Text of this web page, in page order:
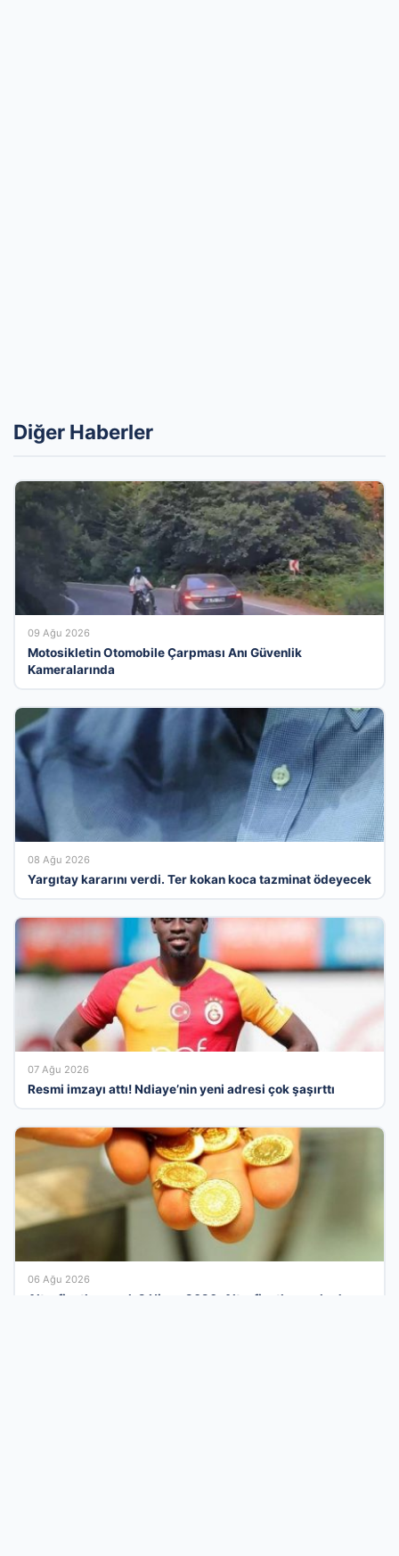
Diğer Haberler
09 Ağu 2026
Motosikletin Otomobile Çarpması Anı Güvenlik
Kameralarında
08 Ağu 2026
Yargıtay kararını verdi. Ter kokan koca tazminat ödeyecek
07 Ağu 2026
Resmi imzayı attı! Ndiaye’nin yeni adresi çok şaşırttı
06 Ağu 2026
Altın fiyatları canlı 2 Nisan 2026: Altın fiyatları ne kadar